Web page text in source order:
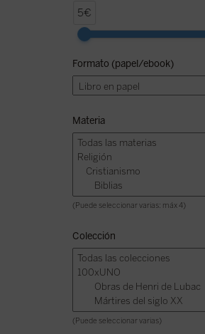
5€
Formato (papel/ebook)
Materia
(Puede seleccionar varias: máx 4)
Colección
(Puede seleccionar varias)